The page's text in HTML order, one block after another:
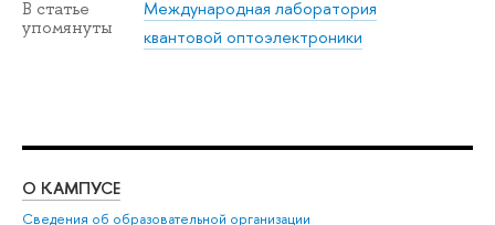
В статье
упомянуты
Международная лаборатория
квантовой оптоэлектроники
О КАМПУСЕ
Сведения об образовательной организации